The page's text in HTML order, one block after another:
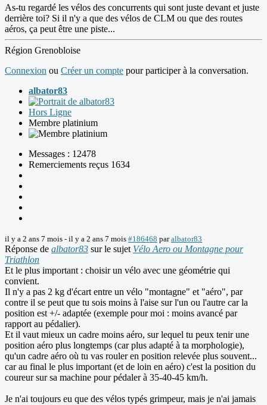
As-tu regardé les vélos des concurrents qui sont juste devant et juste
derrière toi? Si il n'y a que des vélos de CLM ou que des routes
aéros, ça peut être une piste...
Région Grenobloise
Connexion ou Créer un compte pour participer à la conversation.
albator83
Hors Ligne
Membre platinium
Messages : 12478
Remerciements reçus 1634
il y a 2 ans 7 mois - il y a 2 ans 7 mois #186468 paralbator83
Réponse de albator83 sur le sujet Vélo Aero ou Montagne pour
Triathlon
Et le plus important : choisir un vélo avec une géométrie qui
convient.
Il n'y a pas 2 kg d'écart entre un vélo "montagne" et "aéro", par
contre il se peut que tu sois moins à l'aise sur l'un ou l'autre car la
position est +/- adaptée (exemple pour moi : moins avancé par
rapport au pédalier).
Et il vaut mieux un cadre moins aéro, sur lequel tu peux tenir une
position aéro plus longtemps (car plus adapté à ta morphologie),
qu'un cadre aéro où tu vas rouler en position relevée plus souvent...
car au final le plus important (et de loin en aéro) c'est la position du
coureur sur sa machine pour pédaler à 35-40-45 km/h.
Je n'ai toujours eu que des vélos typés grimpeur, mais je n'ai jamais